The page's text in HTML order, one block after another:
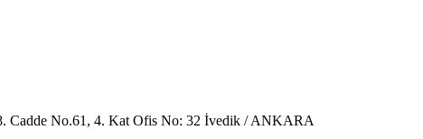
Cadde No.61, 4. Kat Ofis No: 32 İvedik / ANKARA